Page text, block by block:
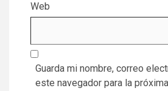
Web
Guarda mi nombre, correo
este navegador para la